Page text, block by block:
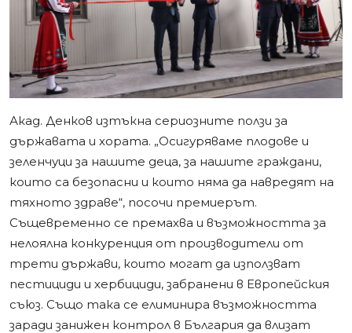
Акад. Денков изтъкна сериозните ползи за
държавата и хората. „Осигуряваме плодове и
зеленчуци за нашите деца, за нашите граждани,
които са безопасни и които няма да навредят на
тяхното здраве“, посочи премиерът.
Същевременно се премахва и възможността за
нелоялна конкуренция от производители от
трети държави, които могат да използват
пестициди и хербициди, забранени в Европейския
съюз. Също така се елиминира възможността
заради занижен контрол в България да влизат